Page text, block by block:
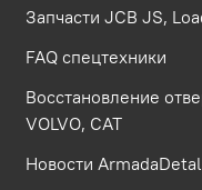
Запчасти JCB JS,
FAQ спецтехники
Восстановление
VOLVO, CAT
Новости ArmadaDetal